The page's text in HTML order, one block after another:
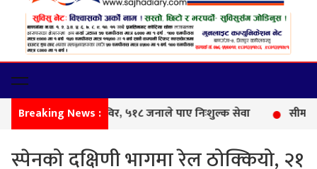
Breaking News :
स्पेनको दक्षिणी भागमा रेल ठोक्कियो, २१